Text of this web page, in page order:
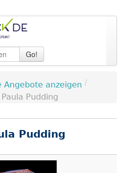
Go!
Angebote anzeigen /
Paula Pudding
Pudding